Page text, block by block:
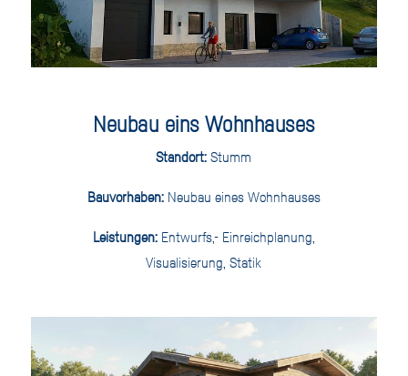
Neubau eins Wohnhauses
Standort:Stumm
Bauvorhaben: Neubau eines Wohnhauses
Leistungen: Entwurfs,- Einreichplanung,
Visualisierung, Statik